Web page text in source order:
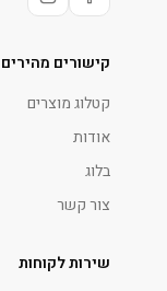
קישורים מהירים
קטלוג מוצרים
אודות
בלוג
צור קשר
שירות לקוחות